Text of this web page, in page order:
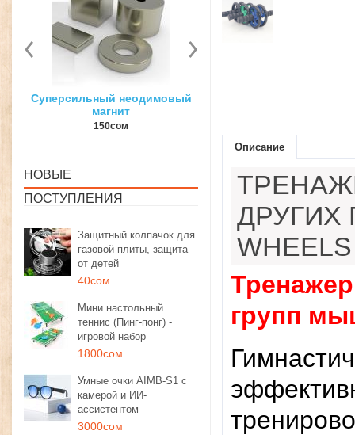
3D ручка для объемного
рисования
1350сом 1190сом
НОВЫЕ
ПОСТУПЛЕНИЯ
Защитный колпачок для
газовой плиты, защита
от детей
40сом
Мини настольный
теннис (Пинг-понг) -
игровой набор
1800сом
Умные очки AIMB-S1 с
камерой и ИИ-
ассистентом
3000сом
Описание
ДРУГИХ
WHEELS
групп